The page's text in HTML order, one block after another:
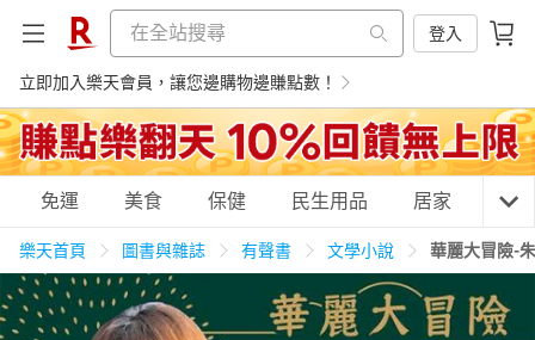
登入
立即加入樂天會員，讓您邊購物邊賺點數！
購物網分類
天天免運 美食蛋糕 養生保健 民生用品
免運 美食 保健 民生用品 居家 3C
樂天首頁 圖書與雜誌 有聲書 文學小說 華麗大冒險-